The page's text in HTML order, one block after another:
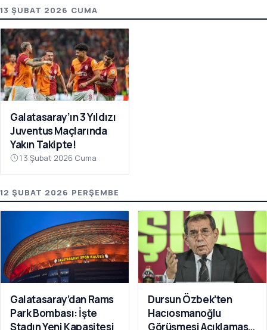
13 ŞUBAT 2026 CUMA
Galatasaray’ın 3 Yıldızı
Juventus Maçlarında
Yakın Takipte!
13 Şubat 2026 Cuma
12 ŞUBAT 2026 PERŞEMBE
Galatasaray’dan Rams
Park Bombası: İşte
Stadın Yeni Kapasitesi
Dursun Özbek’ten
Hacıosmanoğlu
Görüşmesi Açıklaması: